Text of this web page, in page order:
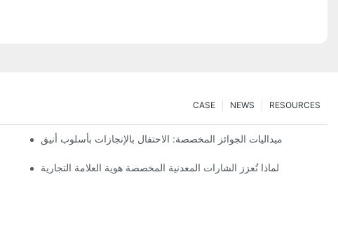
RESOURCES
NEWS
CASE
ميداليات الجوائز المخصصة: الاحتفال بالإنجازات بأسلوب أنيق
لماذا تُعزز الشارات المعدنية المخصصة هوية العلامة التجارية